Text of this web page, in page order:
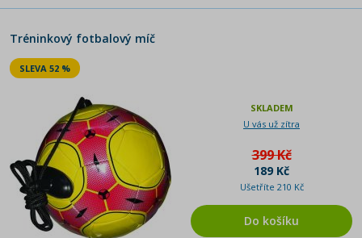
Tréninkový fotbalový míč
SLEVA 52 %
SKLADEM
U vás už zítra
399 Kč
189 Kč
Ušetříte 210 Kč
Do košíku